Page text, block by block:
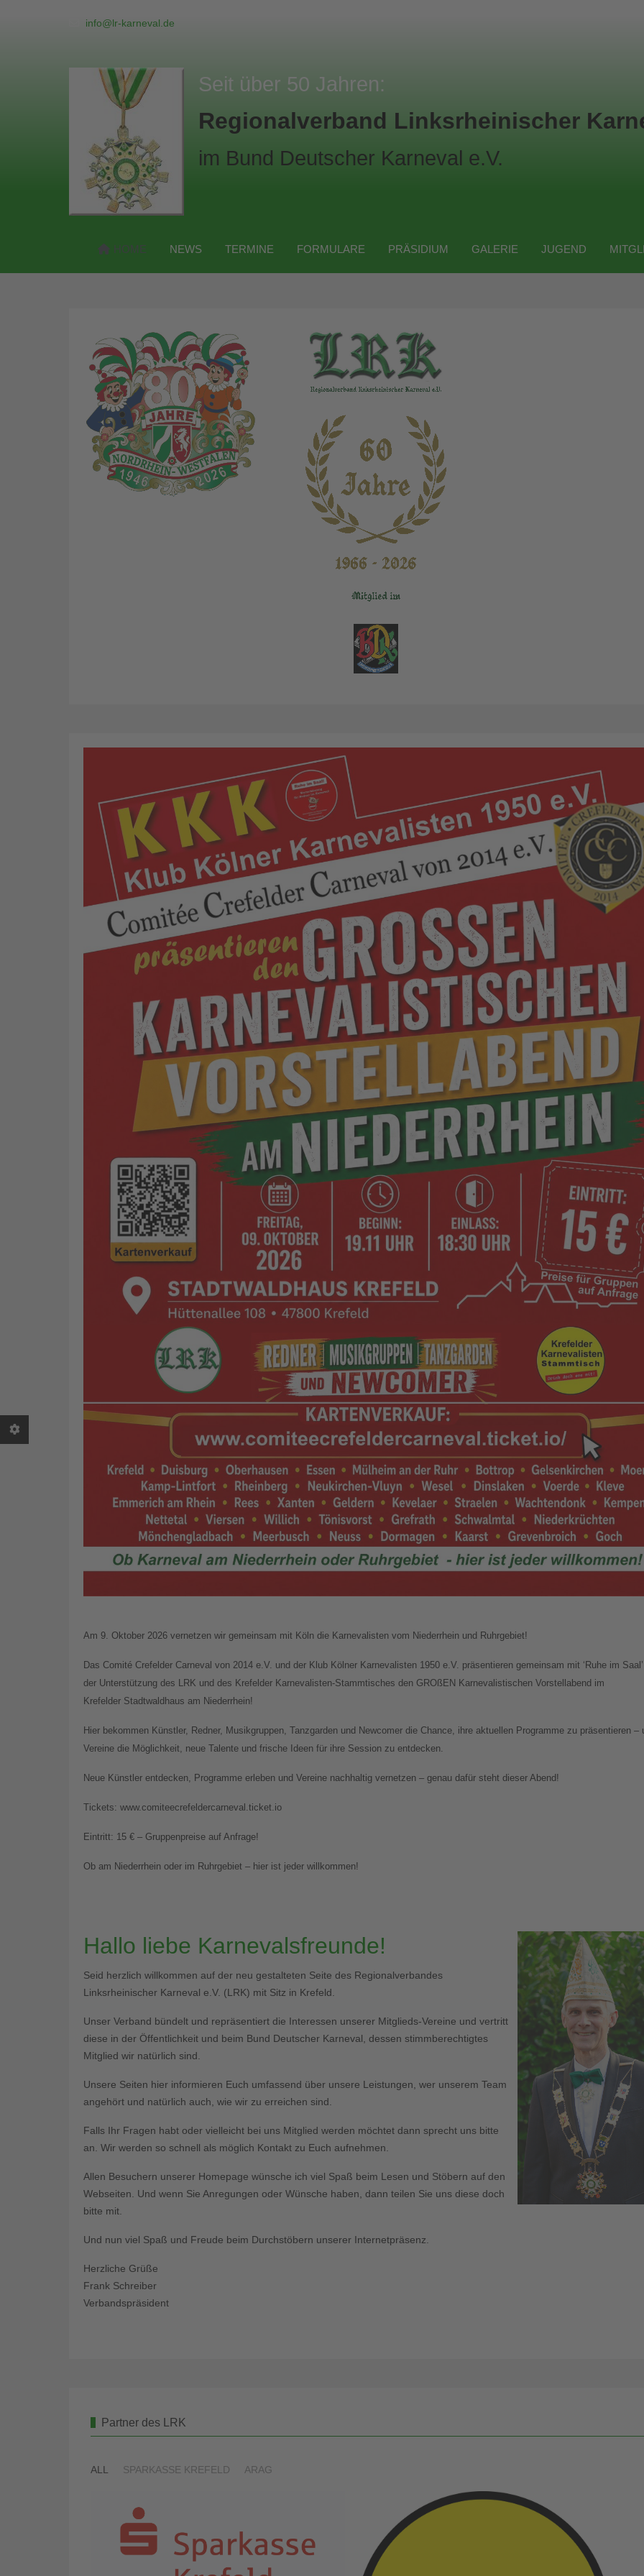
info@lr-karneval.de
Seit über 50 Jahren:
Regionalverband Linksrheinischer
im Bund Deutscher Karneval e.V.
HOME NEWS TERMINE FORMULARE PRÄSIDIUM GALERIE JUGEND
Am 9. Oktober 2026 vernetzen wir gemeinsam mit Köln die Karnevalisten vom Niederrhein und Ruhrgebiet!
Das Comité Crefelder Carneval von 2014 e.V. und der Klub Kölner Karnevalisten 1950 e.V. präsentieren gemeinsam mit ‘Ruhe im Saal’
der Unterstützung des LRK und des Krefelder Karnevalisten-Stammtisches den GROßEN Karnevalistischen Vorstellabend im
Krefelder Stadtwaldhaus am Niederrhein!
Hier bekommen Künstler, Redner, Musikgruppen, Tanzgarden und Newcomer die Chance, ihre aktuellen Programme zu präsentieren –
Vereine die Möglichkeit, neue Talente und frische Ideen für ihre Session zu entdecken.
Neue Künstler entdecken, Programme erleben und Vereine nachhaltig vernetzen – genau dafür steht dieser Abend!
Tickets: www.comiteecrefeldercarneval.ticket.io
Eintritt: 15 € – Gruppenpreise auf Anfrage!
Ob am Niederrhein oder im Ruhrgebiet – hier ist jeder willkommen!
Hallo liebe Karnevalsfreunde!
Seid herzlich willkommen auf der neu gestalteten Seite des Regionalverbandes
Linksrheinischer Karneval e.V. (LRK) mit Sitz in Krefeld.
Unser Verband bündelt und repräsentiert die Interessen unserer Mitglieds-Vereine und vertritt
diese in der Öffentlichkeit und beim Bund Deutscher Karneval, dessen stimmberechtigtes
Mitglied wir natürlich sind.
Unsere Seiten hier informieren Euch umfassend über unsere Leistungen, wer unserem Team
angehört und natürlich auch, wie wir zu erreichen sind.
Falls Ihr Fragen habt oder vielleicht bei uns Mitglied werden möchtet dann sprecht uns bitte
an. Wir werden so schnell als möglich Kontakt zu Euch aufnehmen.
Allen Besuchern unserer Homepage wünsche ich viel Spaß beim Lesen und Stöbern auf den
Webseiten. Und wenn Sie Anregungen oder Wünsche haben, dann teilen Sie uns diese doch
bitte mit.
Und nun viel Spaß und Freude beim Durchstöbern unserer Internetpräsenz.
Herzliche Grüße
Frank Schreiber
Verbandspräsident
Partner des LRK
ALL SPARKASSE KREFELD ARAG